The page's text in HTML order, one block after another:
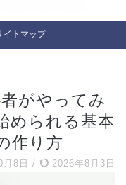
イトマップ
がやってみ
められる基本
作り方
8日 / 2026年8月3日